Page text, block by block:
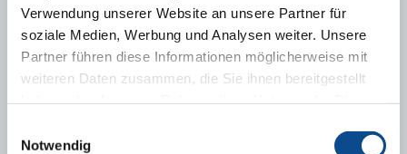
Verwendung unserer Website an unsere Partner für
soziale Medien, Werbung und Analysen weiter. Unsere
Partner führen diese Informationen möglicherweise mit
weiteren Daten zusammen, die Sie ihnen bereitgestellt
Notwendig
NA STIAHNUTIE
Austrotherm Uniplatňa